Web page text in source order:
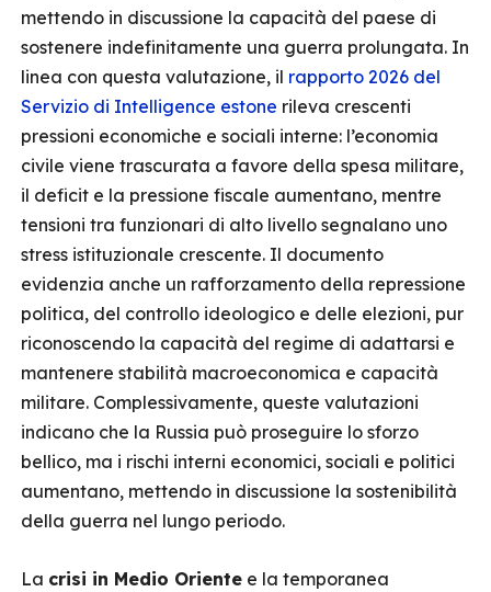
mettendo in discussione la capacità del paese di
sostenere indefinitamente una guerra prolungata. In
linea con questa valutazione, il rapporto 2026 del
Servizio di Intelligence estone rileva crescenti
pressioni economiche e sociali interne: l’economia
civile viene trascurata a favore della spesa militare,
il deficit e la pressione fiscale aumentano, mentre
tensioni tra funzionari di alto livello segnalano uno
stress istituzionale crescente. Il documento
evidenzia anche un rafforzamento della repressione
politica, del controllo ideologico e delle elezioni, pur
riconoscendo la capacità del regime di adattarsi e
mantenere stabilità macroeconomica e capacità
militare. Complessivamente, queste valutazioni
indicano che la Russia può proseguire lo sforzo
bellico, ma i rischi interni economici, sociali e politici
aumentano, mettendo in discussione la sostenibilità
della guerra nel lungo periodo.
La crisi in Medio Oriente e la temporanea